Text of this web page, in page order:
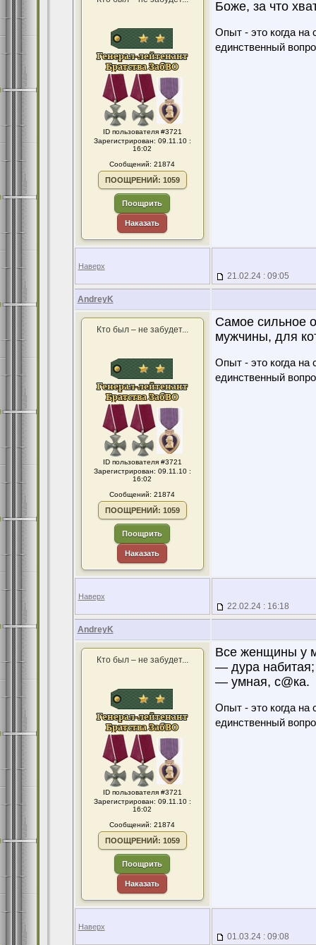
ID пользователя #3721
Зарегистрирован: 09.11.10 :
16:02
Сообщений: 21874
ПООЩРЕНИЙ: 1059
Поощрить
Наказать
Боже, за что
Опыт - это когда на
единственный
Наверх
21.02.24 : 09:05
AndreyK
Кто был – не забудет...
ID пользователя #3721
Зарегистрирован: 09.11.10 :
16:02
Сообщений: 21874
ПООЩРЕНИЙ: 1059
Поощрить
Наказать
Самое сильное
мужчины, для
Опыт - это когда на
единственный
Наверх
22.02.24 : 16:18
AndreyK
Кто был – не забудет...
ID пользователя #3721
Зарегистрирован: 09.11.10 :
16:02
Сообщений: 21874
ПООЩРЕНИЙ: 1059
Поощрить
Наказать
Все женщины у
— дура набитая;
— умная, с@ка.
Опыт - это когда на
единственный
Наверх
01.03.24 : 09:08